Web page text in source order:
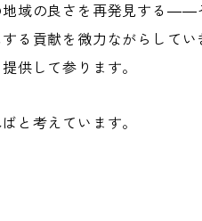
域の良さを再発見する――
る貢献を微力ながらして
供して参ります。
と考えています。